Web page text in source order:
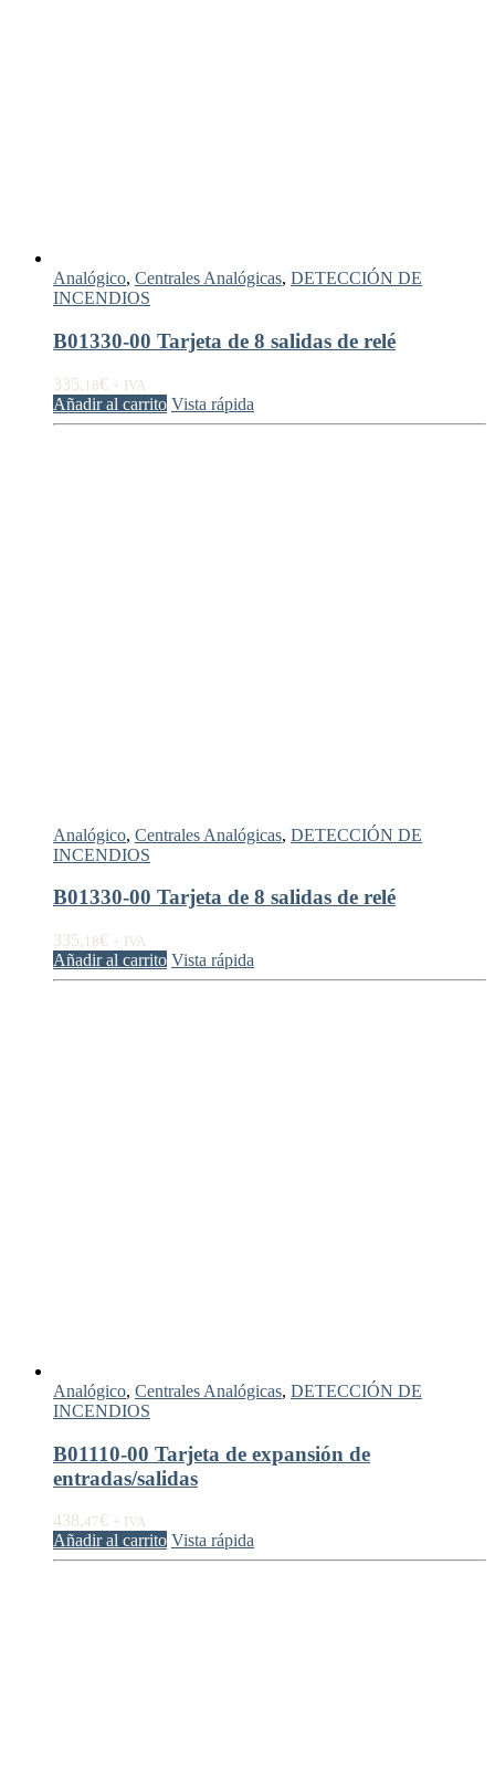
Analógico, Centrales Analógicas, DETECCIÓN DE
INCENDIOS
B01330-00 Tarjeta de 8 salidas de relé
335, 18€ + IVA
Añadir al carrito Vista rápida
Analógico, Centrales Analógicas, DETECCIÓN DE
INCENDIOS
B01330-00 Tarjeta de 8 salidas de relé
335, 18€ + IVA
Añadir al carrito Vista rápida
Analógico, Centrales Analógicas, DETECCIÓN DE
INCENDIOS
B01110-00 Tarjeta de expansión de
entradas/salidas
438,47€ + IVA
Añadir al carrito Vista rápida